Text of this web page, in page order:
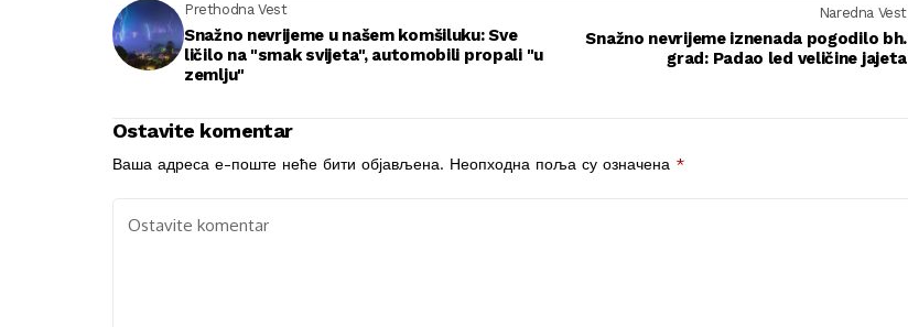
Prethodna Vest
Snažno nevrijeme u našem komšiluku: Sve
ličilo na "smak svijeta", automobili propali "u
zemlju"
Naredna Vest
Snažno nevrijeme iznenada pogodilo bh.
grad: Padao led veličine jajeta
Ostavite komentar
Ваша адреса е-поште неће бити објављена. Неопходна поља су означена *